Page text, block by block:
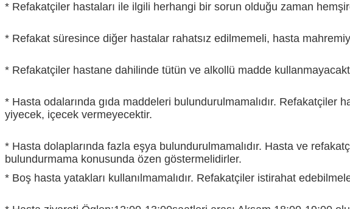
* Refakatçiler hastaları ile ilgili herhangi bir sorun olduğu zaman
* Refakat süresince diğer hastalar rahatsız edilmemeli, hasta
* Refakatçiler hastane dahilinde tütün ve alkollü madde
* Hasta odalarında gıda maddeleri bulundurulmamalıdır.
yiyecek, içecek vermeyecektir.
* Hasta dolaplarında fazla eşya bulundurulmamalıdır. Hasta ve
bulundurmama konusunda özen göstermelidirler.
* Boş hasta yatakları kullanılmamalıdır. Refakatçiler istirahat